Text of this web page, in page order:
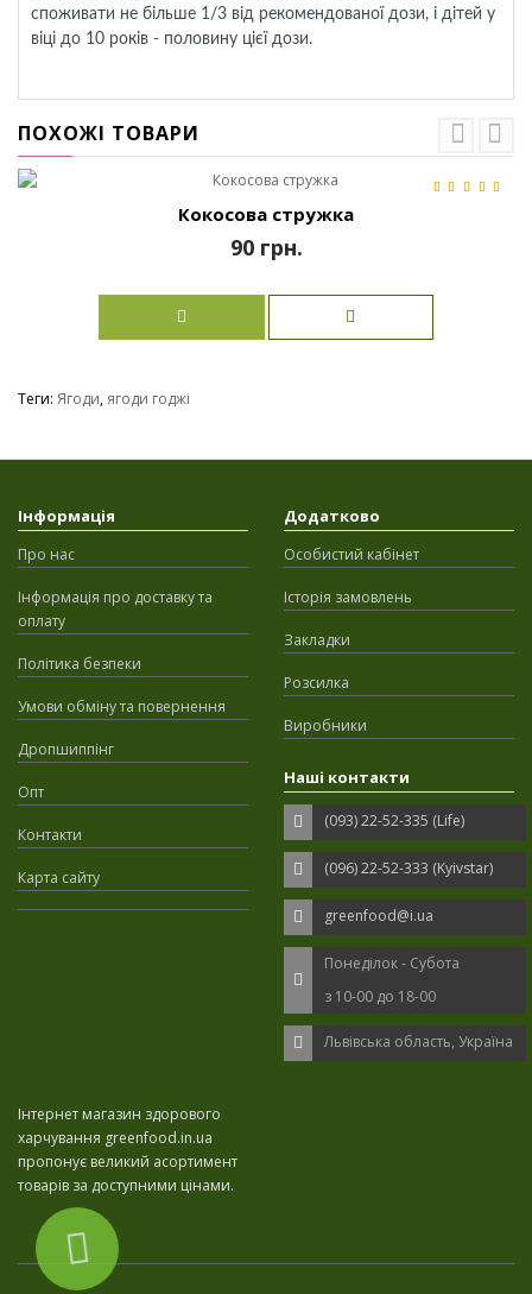
споживати не більше 1/3 від рекомендованої дози, і дітей у
віці до 10 років - половину цієї дози.
ПОХОЖІ ТОВАРИ
Кокосова стружка
90 грн.
Теги: Ягоди, ягоди годжі
Інформація
Про нас
Інформація про доставку та
оплату
Політика безпеки
Умови обміну та повернення
Дропшиппінг
Опт
Контакти
Карта сайту
Додатково
Особистий кабінет
Історія замовлень
Закладки
Розсилка
Виробники
Наші контакти
(093) 22-52-335 (Life)
(096) 22-52-333 (Kyivstar)
greenfood@i.ua
Понеділок - Субота
з 10-00 до 18-00
Львівська область, Україна
Інтернет магазин здорового
харчування greenfood.in.ua
пропонує великий асортимент
товарів за доступними цінами.